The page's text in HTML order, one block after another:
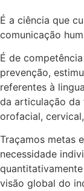
É a ciência que
comunicação
É de
prevenção,
referentes à
da articulação da
orofacial,
Traçamos metas
necessidade
visão global do